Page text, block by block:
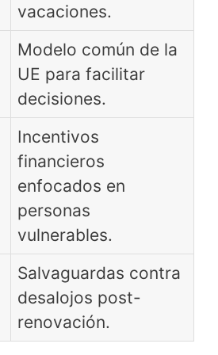
vacaciones.
Modelo común de la
UE para facilitar
decisiones.
Incentivos
financieros
enfocados en
personas
vulnerables.
Salvaguardas contra
desalojos post-
renovación.